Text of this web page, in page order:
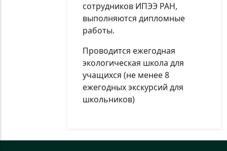
сотрудников ИПЭЭ РАН,
выполняются дипломные
работы.
Проводится ежегодная
экологическая школа для
учащихся (не менее 8
ежегодных экскурсий для
школьников)